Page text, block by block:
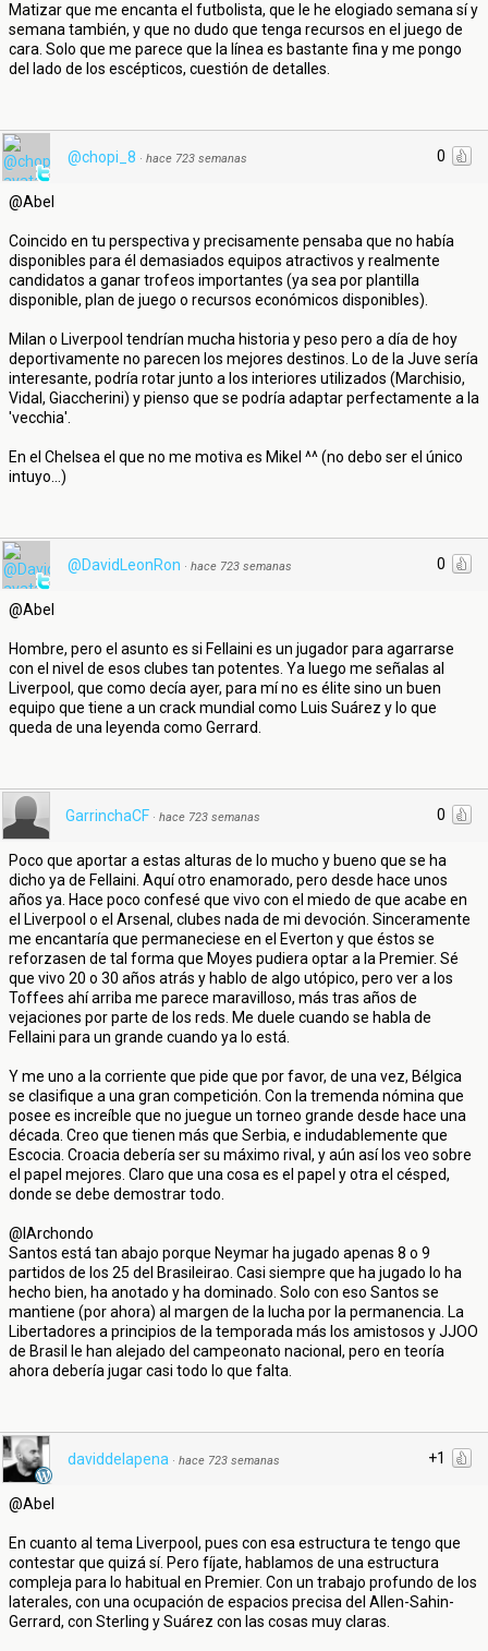
Matizar que me encanta el futbolista, que le he elogiado semana sí y
semana también, y que no dudo que tenga recursos en el juego de
cara. Solo que me parece que la línea es bastante fina y me pongo
del lado de los escépticos, cuestión de detalles.
0
@chopi_8 · hace 723 semanas
@Abel
Coincido en tu perspectiva y precisamente pensaba que no había
disponibles para él demasiados equipos atractivos y realmente
candidatos a ganar trofeos importantes (ya sea por plantilla
disponible, plan de juego o recursos económicos disponibles).
Milan o Liverpool tendrían mucha historia y peso pero a día de hoy
deportivamente no parecen los mejores destinos. Lo de la Juve sería
interesante, podría rotar junto a los interiores utilizados (Marchisio,
Vidal, Giaccherini) y pienso que se podría adaptar perfectamente a la
'vecchia'.
En el Chelsea el que no me motiva es Mikel ^^ (no debo ser el único
intuyo...)
0
@DavidLeonRon · hace 723 semanas
@Abel
Hombre, pero el asunto es si Fellaini es un jugador para agarrarse
con el nivel de esos clubes tan potentes. Ya luego me señalas al
Liverpool, que como decía ayer, para mí no es élite sino un buen
equipo que tiene a un crack mundial como Luis Suárez y lo que
queda de una leyenda como Gerrard.
0
GarrinchaCF · hace 723 semanas
Poco que aportar a estas alturas de lo mucho y bueno que se ha
dicho ya de Fellaini. Aquí otro enamorado, pero desde hace unos
años ya. Hace poco confesé que vivo con el miedo de que acabe en
el Liverpool o el Arsenal, clubes nada de mi devoción. Sinceramente
me encantaría que permaneciese en el Everton y que éstos se
reforzasen de tal forma que Moyes pudiera optar a la Premier. Sé
que vivo 20 o 30 años atrás y hablo de algo utópico, pero ver a los
Toffees ahí arriba me parece maravilloso, más tras años de
vejaciones por parte de los reds. Me duele cuando se habla de
Fellaini para un grande cuando ya lo está.
Y me uno a la corriente que pide que por favor, de una vez, Bélgica
se clasifique a una gran competición. Con la tremenda nómina que
posee es increíble que no juegue un torneo grande desde hace una
década. Creo que tienen más que Serbia, e indudablemente que
Escocia. Croacia debería ser su máximo rival, y aún así los veo sobre
el papel mejores. Claro que una cosa es el papel y otra el césped,
donde se debe demostrar todo.
@IArchondo
Santos está tan abajo porque Neymar ha jugado apenas 8 o 9
partidos de los 25 del Brasileirao. Casi siempre que ha jugado lo ha
hecho bien, ha anotado y ha dominado. Solo con eso Santos se
mantiene (por ahora) al margen de la lucha por la permanencia. La
Libertadores a principios de la temporada más los amistosos y JJOO
de Brasil le han alejado del campeonato nacional, pero en teoría
ahora debería jugar casi todo lo que falta.
+1
daviddelapena · hace 723 semanas
@Abel
En cuanto al tema Liverpool, pues con esa estructura te tengo que
contestar que quizá sí. Pero fíjate, hablamos de una estructura
compleja para lo habitual en Premier. Con un trabajo profundo de los
laterales, con una ocupación de espacios precisa del Allen-Sahin-
Gerrard, con Sterling y Suárez con las cosas muy claras.